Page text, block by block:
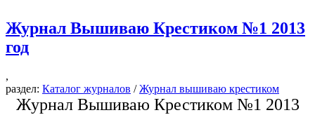
Журнал Вышиваю Крестиком №1 2013
год
,
раздел: Каталог журналов /Журнал вышиваю крестиком
Журнал Вышиваю Крестиком №1 2013